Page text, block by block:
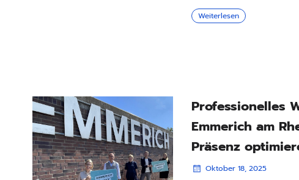
Weiterlesen
Professionelles
Emmerich am
Präsenz
Oktober 18, 2025